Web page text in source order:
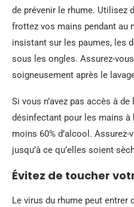
de prévenir le rhume. Utilisez
frottez vos mains pendant au
insistant sur les paumes, les
sous les ongles. Assurez-
soigneusement après le
Si vous n’avez pas accès à
désinfectant pour les mains à
moins 60% d’alcool.
jusqu’à ce qu’elles soient
Évitez de toucher
Le virus du rhume peut entrer